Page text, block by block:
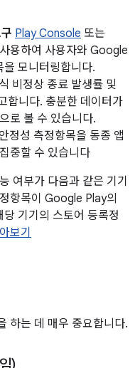
Play Console 또는
용하여 사용자와 Google
모니터링합니다.
비정상 종료 발생률 및
합니다. 충분한 데이터가
로 볼 수 있습니다.
정성 측정항목을 동종 앱
중할 수 있습니다
여부가 다음과 같은 기기
항목이 Google Play의
기기의 스토어 등록정
보기
하는 데 매우 중요합니다.